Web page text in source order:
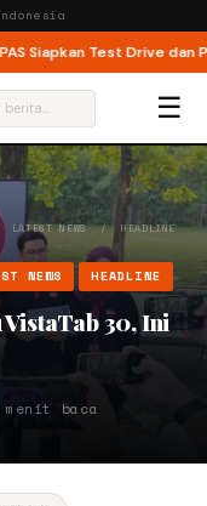
Siapkan Test Drive dan
☰
LATEST NEWS/ HEADLINE
NEWS HEADLINE
30, Ini
baca